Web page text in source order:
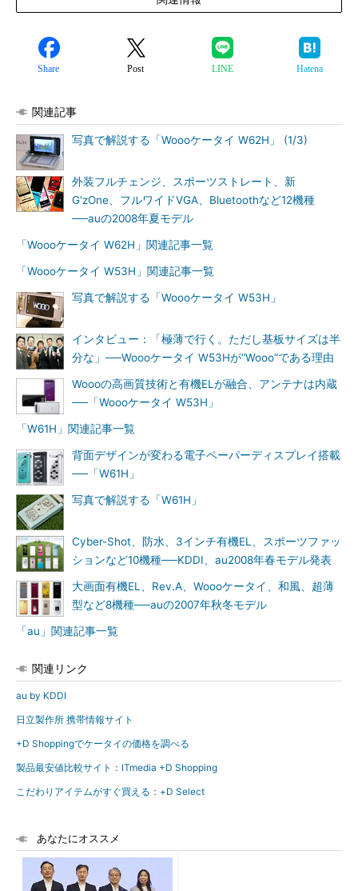
Share Post LINE Hatena
関連記事
写真で解説する「Woooケータイ W62H」 (1/3)
外装フルチェンジ、スポーツストレート、新
G'zOne、フルワイドVGA、Bluetoothなど12機種
──auの2008年夏モデル
「Woooケータイ W62H」関連記事一覧
「Woooケータイ W53H」関連記事一覧
写真で解説する「Woooケータイ W53H」
インタビュー：「極薄で行く。ただし基板サイズは半
分な」──Woooケータイ W53Hが“Wooo”である理由
Woooの高画質技術と有機ELが融合、アンテナは内蔵
──「Woooケータイ W53H」
「W61H」関連記事一覧
背面デザインが変わる電子ペーパーディスプレイ搭載
──「W61H」
写真で解説する「W61H」
Cyber-Shot、防水、3インチ有機EL、スポーツファッ
ションなど10機種──KDDI、au2008年春モデル発表
大画面有機EL、Rev.A、Woooケータイ、和風、超薄
型など8機種──auの2007年秋冬モデル
「au」関連記事一覧
関連リンク
au by KDDI
日立製作所 携帯情報サイト
+D Shoppingでケータイの価格を調べる
製品最安値比較サイト：ITmedia +D Shopping
こだわりアイテムがすぐ買える：+D Select
あなたにオススメ